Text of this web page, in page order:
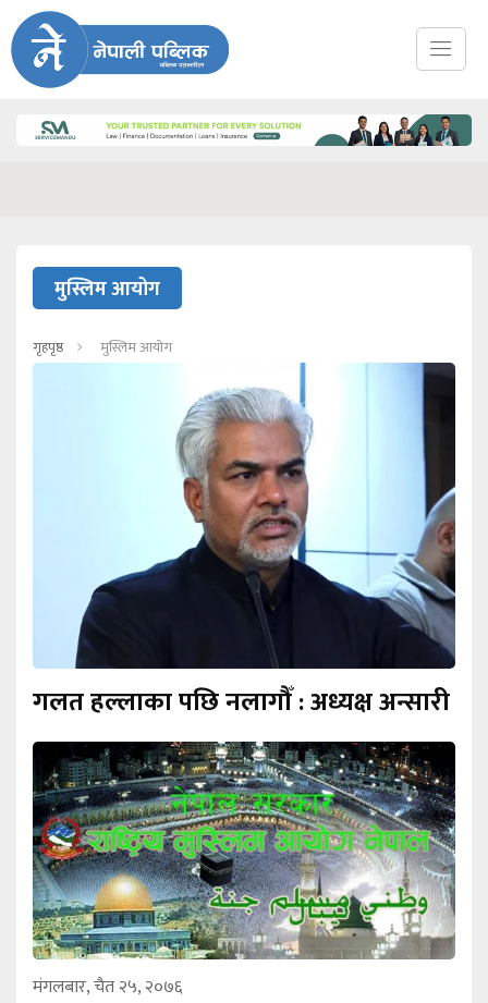
मुस्लिम आयोग
गृहपृष्ठ मुस्लिम आयोग
गलत हल्लाका पछि नलागौँ : अध्यक्ष अन्सारी
मंगलबार, चैत २५, २०७६